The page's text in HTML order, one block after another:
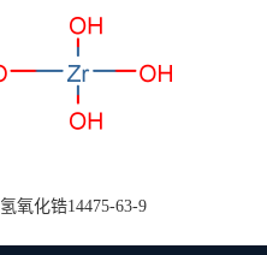
氢氧化锆14475-63-9